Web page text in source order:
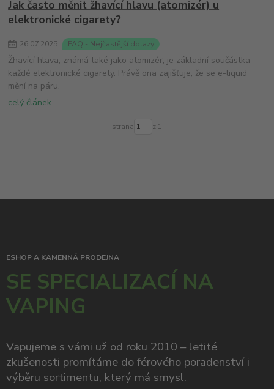
Jak často měnit žhavící hlavu (atomizér) u
elektronické cigarety?
26.07.2025 FAQ - Nejčastější dotazy
Žhavící hlava, známá také jako atomizér, je základní součástka
každé elektronické cigarety. Právě ona zajišťuje, že se e-liquid
mění na páru.
celý článek
strana z 1
ESHOP A KAMENNÁ PRODEJNA
SE SPECIALIZACÍ NA
VAPING
Vapujeme s vámi už od roku 2010 – letité
zkušenosti promítáme do férového poradenství i
výběru sortimentu, který má smysl.